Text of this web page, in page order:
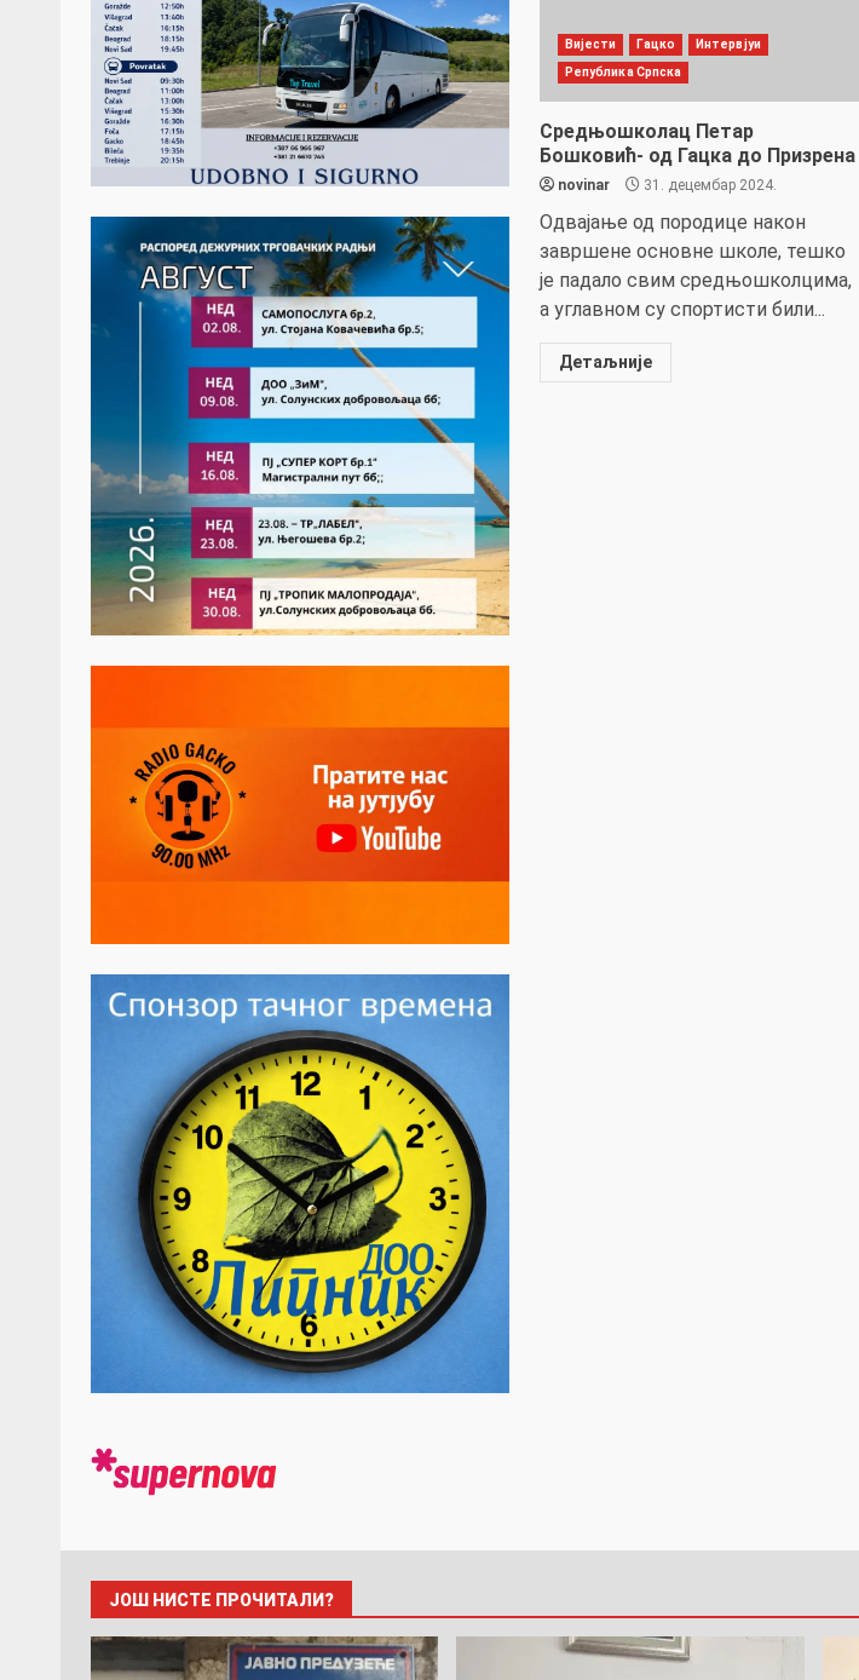
Вијести Гацко Интервјуи
Република Српска
Средњошколац Петар
Бошковић- од Гацка до Призрена
novinar 31. децембар 2024.
Одвајање од породице након
завршене основне школе, тешко
је падало свим средњошколцима,
а углавном су спортисти били...
Детаљније
ЈОШ НИСТЕ ПРОЧИТАЛИ?